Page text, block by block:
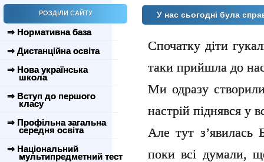
РОЗДІЛИ САЙТУ
⇒ Нормативна база
⇒ Дистанційна освіта
⇒ Нова українська
школа
⇒ Вступ до першого
класу
⇒ Профільна загальна
середня освіта
⇒ Національний
мультипредметний тест
У нас сьогодні була
Спочатку діти
таки прийшла до
Ми одразу
настрій піднявся у
Але тут з’явилась
поки всі думали,